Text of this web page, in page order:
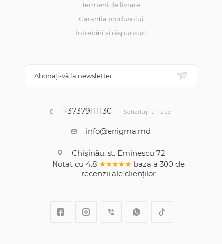
Termeni de livrare
Garanția produsului
Întrebări și răspunsuri
Abonați-vă la newsletter
+37379111130 Solicitați un apel
info@enigma.md
Chișinău, st. Eminescu 72
Notat cu 4.8 ★★★★★ baza a 300 de
recenzii ale clienților